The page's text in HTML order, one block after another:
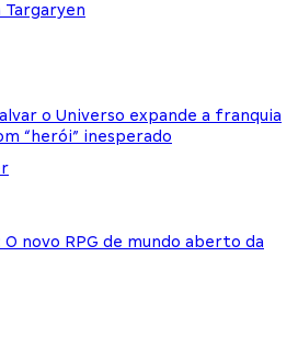
Targaryen
o Universo expande a franquia
“herói” inesperado
novo RPG de mundo aberto da